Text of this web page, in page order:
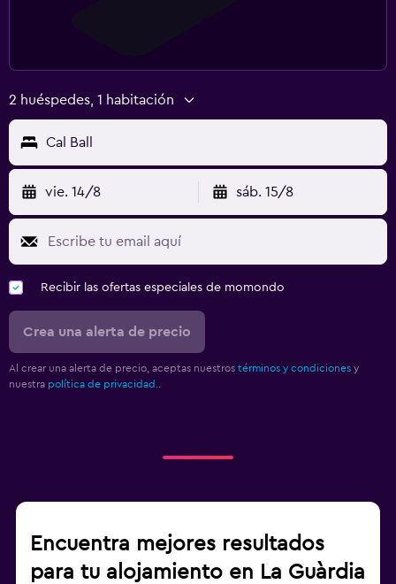
2 huéspedes, 1 habitación
Cal Ball
vie. 14/8 sáb. 15/8
Recibir las ofertas especiales de momondo
Crea una alerta de precio
Al crear una alerta de precio, aceptas nuestros términos y condiciones y
nuestra política de privacidad.
Encuentra mejores resultados
para tu alojamiento en La Guàrdia